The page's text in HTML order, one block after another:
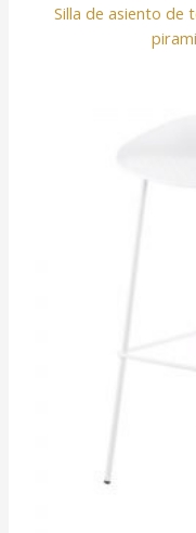
Silla de asiento de